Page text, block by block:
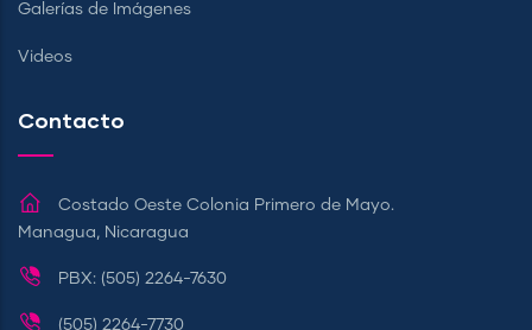
Galerías de Imágenes
Videos
Contacto
Costado Oeste Colonia Primero de Mayo.
Managua, Nicaragua
PBX: (505) 2264-7630
(505) 2264-7730